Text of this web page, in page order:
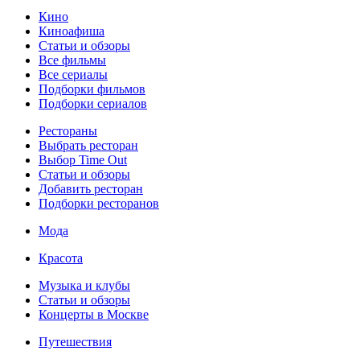
Кино
Киноафиша
Статьи и обзоры
Все фильмы
Все сериалы
Подборки фильмов
Подборки сериалов
Рестораны
Выбрать ресторан
Выбор Time Out
Статьи и обзоры
Добавить ресторан
Подборки ресторанов
Мода
Красота
Музыка и клубы
Статьи и обзоры
Концерты в Москве
Путешествия